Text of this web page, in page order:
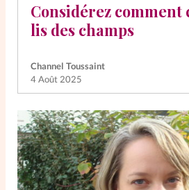
Considérez comment
lis des champs
Channel Toussaint
4 Août 2025